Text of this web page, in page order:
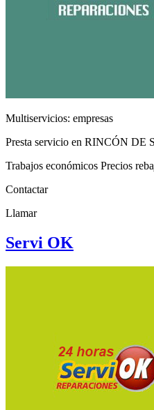
Multiservicios: empresas
Presta servicio en RINCÓN DE
Trabajos económicos Precios
Contactar
Llamar
Servi OK